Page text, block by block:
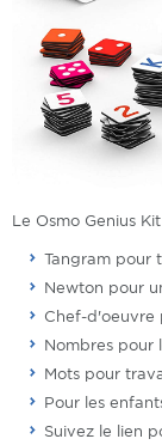
Le Osmo Genius
Tangram pour
Newton pour
Chef-d'oeuvre
Nombres pour
Mots pour
Pour les
Suivez le lien